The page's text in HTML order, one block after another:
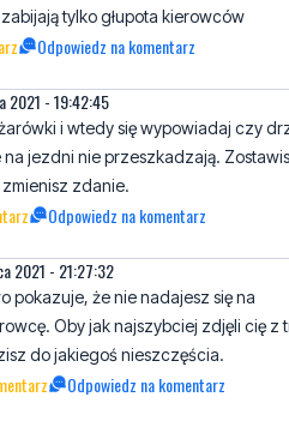
2021 - 19:42:45
i wtedy się wypowiadaj czy
zdanie.
Odpowiedz na komentarz
2021 - 21:27:32
pokazuje, że nie nadajesz się na
do jakiegoś nieszczęścia.
Odpowiedz na komentarz
- 17:43:51
drzewo ci nie stanie na drodze :)